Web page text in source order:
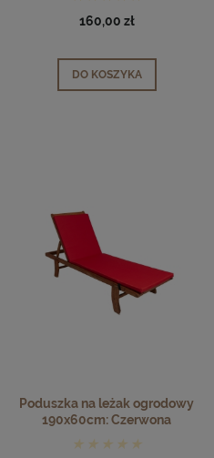
160,00 zł
DO KOSZYKA
Poduszka na leżak ogrodowy
190x60cm: Czerwona